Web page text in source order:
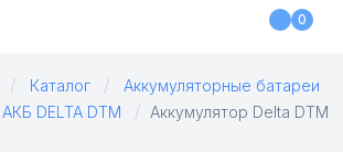
0
Каталог
Аккумуляторные батареи
АКБ DELTA DTM
Аккумулятор Delta DTM